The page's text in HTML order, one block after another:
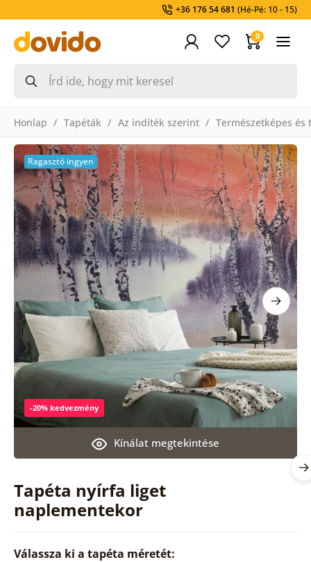
+36 176 54 681 (Hé-Pé: 10 - 15)
0
Honlap Tapéták Az indíték szerint Természetképes és
Tapéta nyírfa liget
naplementekor
Kínálat megtekintése
-20% kedvezmény
Ragasztó ingyen
Válassza ki a tapéta méretét: